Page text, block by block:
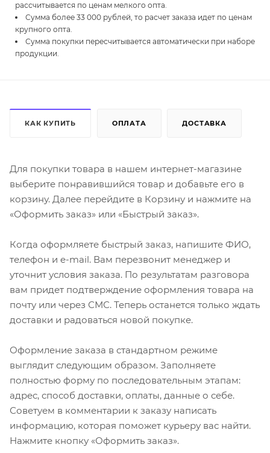
рассчитывается по ценам мелкого опта.
Сумма более 33 000 рублей, то расчет заказа идет по ценам
крупного опта.
Сумма покупки пересчитывается автоматически при наборе
продукции.
КАК КУПИТЬ ОПЛАТА ДОСТАВКА
Для покупки товара в нашем интернет-магазине
выберите понравившийся товар и добавьте его в
корзину. Далее перейдите в Корзину и нажмите на
«Оформить заказ» или «Быстрый заказ».
Когда оформляете быстрый заказ, напишите ФИО,
телефон и e-mail. Вам перезвонит менеджер и
уточнит условия заказа. По результатам разговора
вам придет подтверждение оформления товара на
почту или через СМС. Теперь останется только ждать
доставки и радоваться новой покупке.
Оформление заказа в стандартном режиме
выглядит следующим образом. Заполняете
полностью форму по последовательным этапам:
адрес, способ доставки, оплаты, данные о себе.
Советуем в комментарии к заказу написать
информацию, которая поможет курьеру вас найти.
Нажмите кнопку «Оформить заказ».